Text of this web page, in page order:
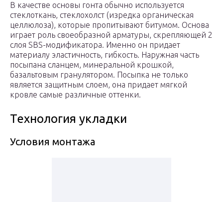
В качестве основы гонта обычно используется
стеклоткань, стеклохолст (изредка органическая
целлюлоза), которые пропитывают битумом. Основа
играет роль своеобразной арматуры, скрепляющей 2
слоя SBS-модификатора. Именно он придает
материалу эластичность, гибкость. Наружная часть
посыпана сланцем, минеральной крошкой,
базальтовым гранулятором. Посыпка не только
является защитным слоем, она придает мягкой
кровле самые различные оттенки.
Технология укладки
Условия монтажа